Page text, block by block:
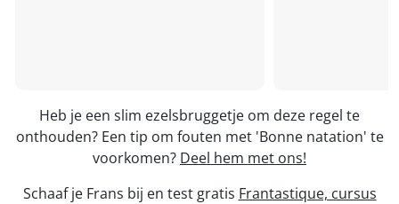
Heb je een slim ezelsbruggetje om deze regel te
onthouden? Een tip om fouten met 'Bonne natation' te
voorkomen? Deel hem met ons!
Schaaf je Frans bij en test gratis Frantastique, cursus